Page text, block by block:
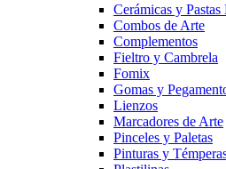
Cerámicas y
Combos de Arte
Complementos
Fieltro y Cambrela
Fomix
Gomas y
Lienzos
Marcadores de Arte
Pinceles y Paletas
Pinturas y